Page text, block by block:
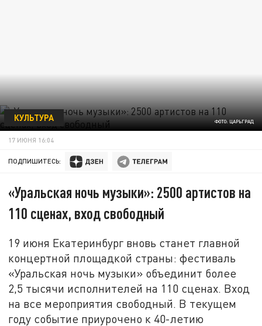
ФОТО: ЦАРЬГРАД
КУЛЬТУРА
17 ИЮНЯ 16:04
ПОДПИШИТЕСЬ:
«Уральская ночь музыки»: 2500 артистов на
110 сценах, вход свободный
19 июня Екатеринбург вновь станет главной
концертной площадкой страны: фестиваль
«Уральская ночь музыки» объединит более
2,5 тысячи исполнителей на 110 сценах. Вход
на все мероприятия свободный. В текущем
году событие приурочено к 40-летию